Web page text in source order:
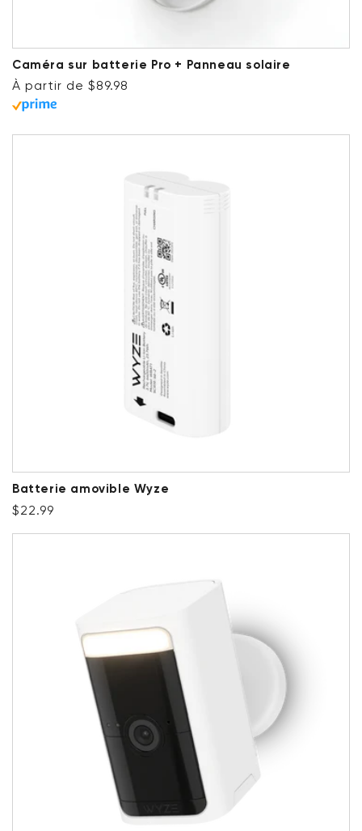
Caméra sur batterie Pro + Panneau solaire
Prix ​​régulier
À partir de $89.98
Batterie amovible Wyze
Prix ​​régulier
$22.99